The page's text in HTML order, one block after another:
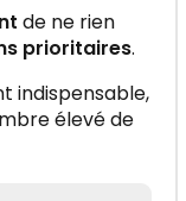
de ne rien
prioritaires.
indispensable,
élevé de